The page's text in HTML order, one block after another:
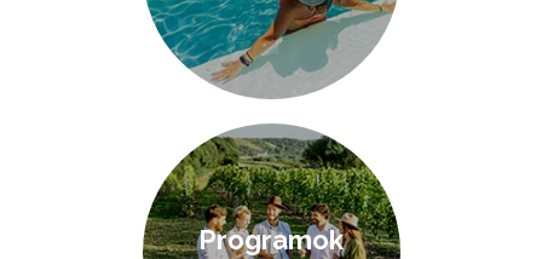
Programok